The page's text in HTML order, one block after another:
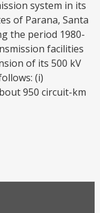
system in its
of Parana, Santa
the period 1980-
facilities
of its 500 kV
(i)
950 circuit-km